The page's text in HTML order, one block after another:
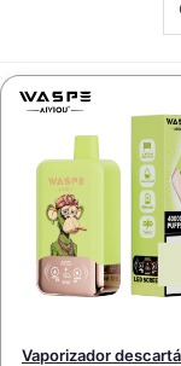
Vaporizador